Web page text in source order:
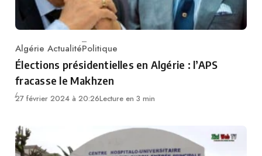
Category
Algérie ActualitéPolitique
Élections présidentielles en Algérie : l’APS
fracasse le Makhzen
27 février 2024 à 20:26Lecture en 3 min